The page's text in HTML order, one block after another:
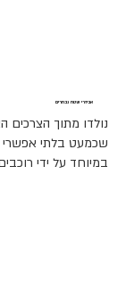
אביזרי שטח נבחרים
נולדו מתוך
שכמעט בלתי אפשרי
במיוחד על ידי